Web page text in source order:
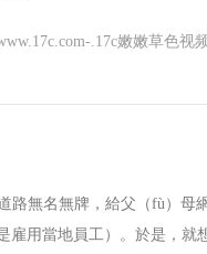
.17c嫩嫩草色
路無名無牌，給父（fù）
雇用當地員工）。於是，就